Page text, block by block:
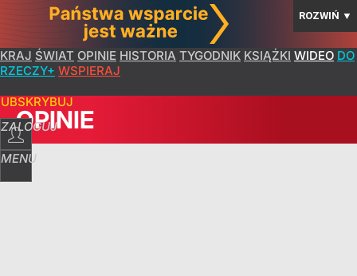
ROZWIŃ ▼
KRAJ ŚWIAT OPINIE HISTORIA TYGODNIK KSIĄŻKI WIDEO DO
RZECZY+ WSPIERAJ
ZALOGUJ
MENU
OPINIE